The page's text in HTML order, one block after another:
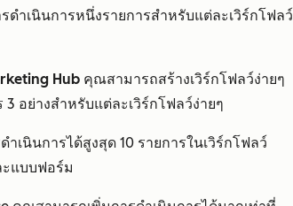
ำเนินการหนึ่งรายการสำหรับแต่ละเวิร์กโฟลว์
Hub คุณสามารถสร้างเวิร์กโฟลว์ง่ายๆ
อย่างสำหรับแต่ละเวิร์กโฟลว์ง่ายๆ
เนินการได้สูงสุด 10 รายการในเวิร์กโฟลว์
ะแบบฟอร์ม